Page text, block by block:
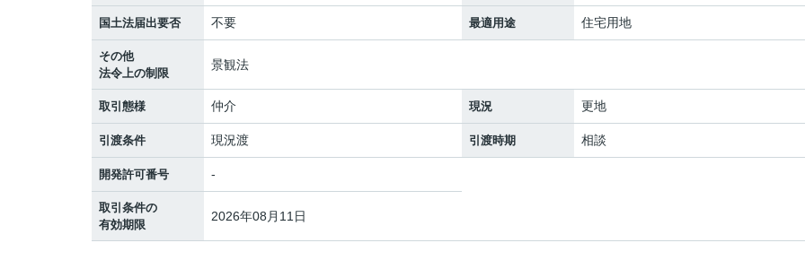
国土法届出要否 不要 最適用途 住宅用地
その他
法令上の制限
景観法
取引態様 仲介 現況 更地
引渡条件 現況渡 引渡時期 相談
開発許可番号 -
取引条件の
有効期限
2026年08月11日